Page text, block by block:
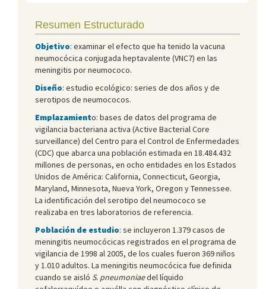
Resumen Estructurado
Objetivo: examinar el efecto que ha tenido la vacuna
neumocócica conjugada heptavalente (VNC7) en las
meningitis por neumococo.
Diseño: estudio ecológico: series de dos años y de
serotipos de neumococos.
Emplazamiento: bases de datos del programa de
vigilancia bacteriana activa (Active Bacterial Core
surveillance) del Centro para el Control de Enfermedades
(CDC) que abarca una población estimada en 18.484.432
millones de personas, en ocho entidades en los Estados
Unidos de América: California, Connecticut, Georgia,
Maryland, Minnesota, Nueva York, Oregon y Tennessee.
La identificación del serotipo del neumococo se
realizaba en tres laboratorios de referencia.
Población de estudio: se incluyeron 1.379 casos de
meningitis neumocócicas registrados en el programa de
vigilancia de 1998 al 2005, de los cuales fueron 369 niños
y 1.010 adultos. La meningitis neumocócica fue definida
cuando se aisló S. pneumoniaedel líquido